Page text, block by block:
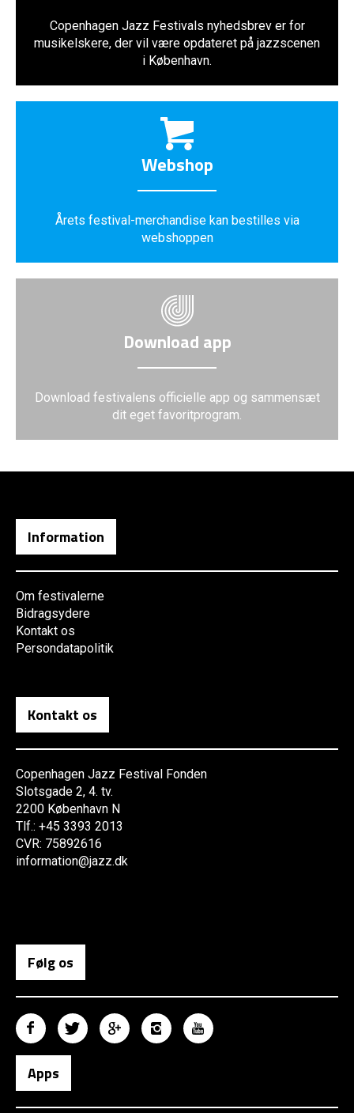
Copenhagen Jazz Festivals nyhedsbrev er for
musikelskere, der vil være opdateret på jazzscenen
i København.
Webshop
Årets festival-merchandise kan bestilles via
webshoppen
Download app
Download festivalens officielle app og sammensæt
dit eget favoritprogram.
Information
Om festivalerne
Bidragsydere
Kontakt os
Persondatapolitik
Kontakt os
Copenhagen Jazz Festival Fonden
Slotsgade 2, 4. tv.
2200 København N
Tlf.: +45 3393 2013
CVR: 75892616
information@jazz.dk
Følg os
Apps